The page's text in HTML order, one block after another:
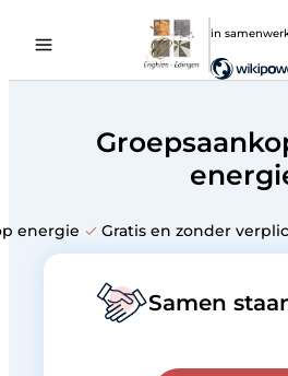
in
energie Gratis en zonder
Samen